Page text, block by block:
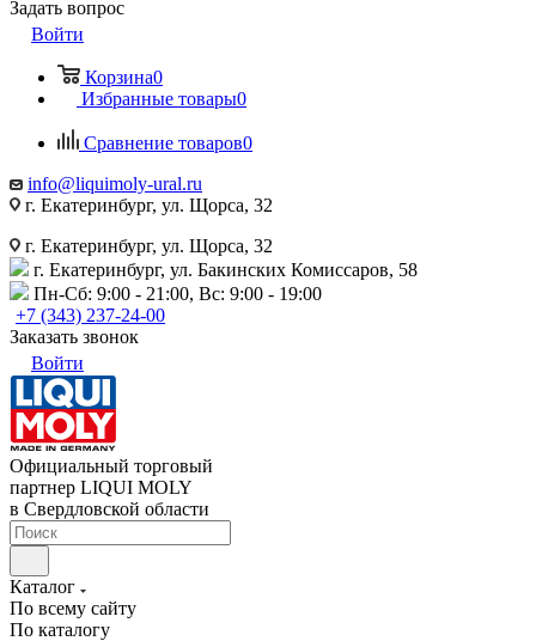
Задать вопрос
Войти
Корзина0
Избранные товары0
Сравнение товаров0
info@liquimoly-ural.ru
г. Екатеринбург, ул. Щорса, 32
г. Екатеринбург, ул. Щорса, 32
г. Екатеринбург, ул. Бакинских Комиссаров, 58
Пн-Сб: 9:00 - 21:00, Вс: 9:00 - 19:00
+7 (343) 237-24-00
Заказать звонок
Войти
Официальный торговый
партнер LIQUI MOLY
в Свердловской области
Каталог
По всему сайту
По каталогу